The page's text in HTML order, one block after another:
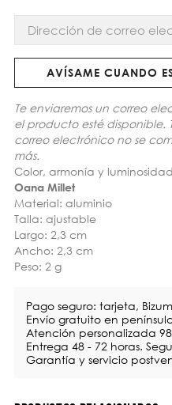
AVÍSAME CUANDO
Te enviaremos un correo
el producto esté disponible.
correo electrónico no se
más.
Color, armonía y
Oana Millet
Material: aluminio
Talla: ajustable
Largo: 2,3 cm
Ancho: 2,3 cm
Peso: 2 g
Pago seguro: tarjeta,
Envío gratuito en
Atención personalizada
Entrega 48 - 72 horas.
Garantía y servicio